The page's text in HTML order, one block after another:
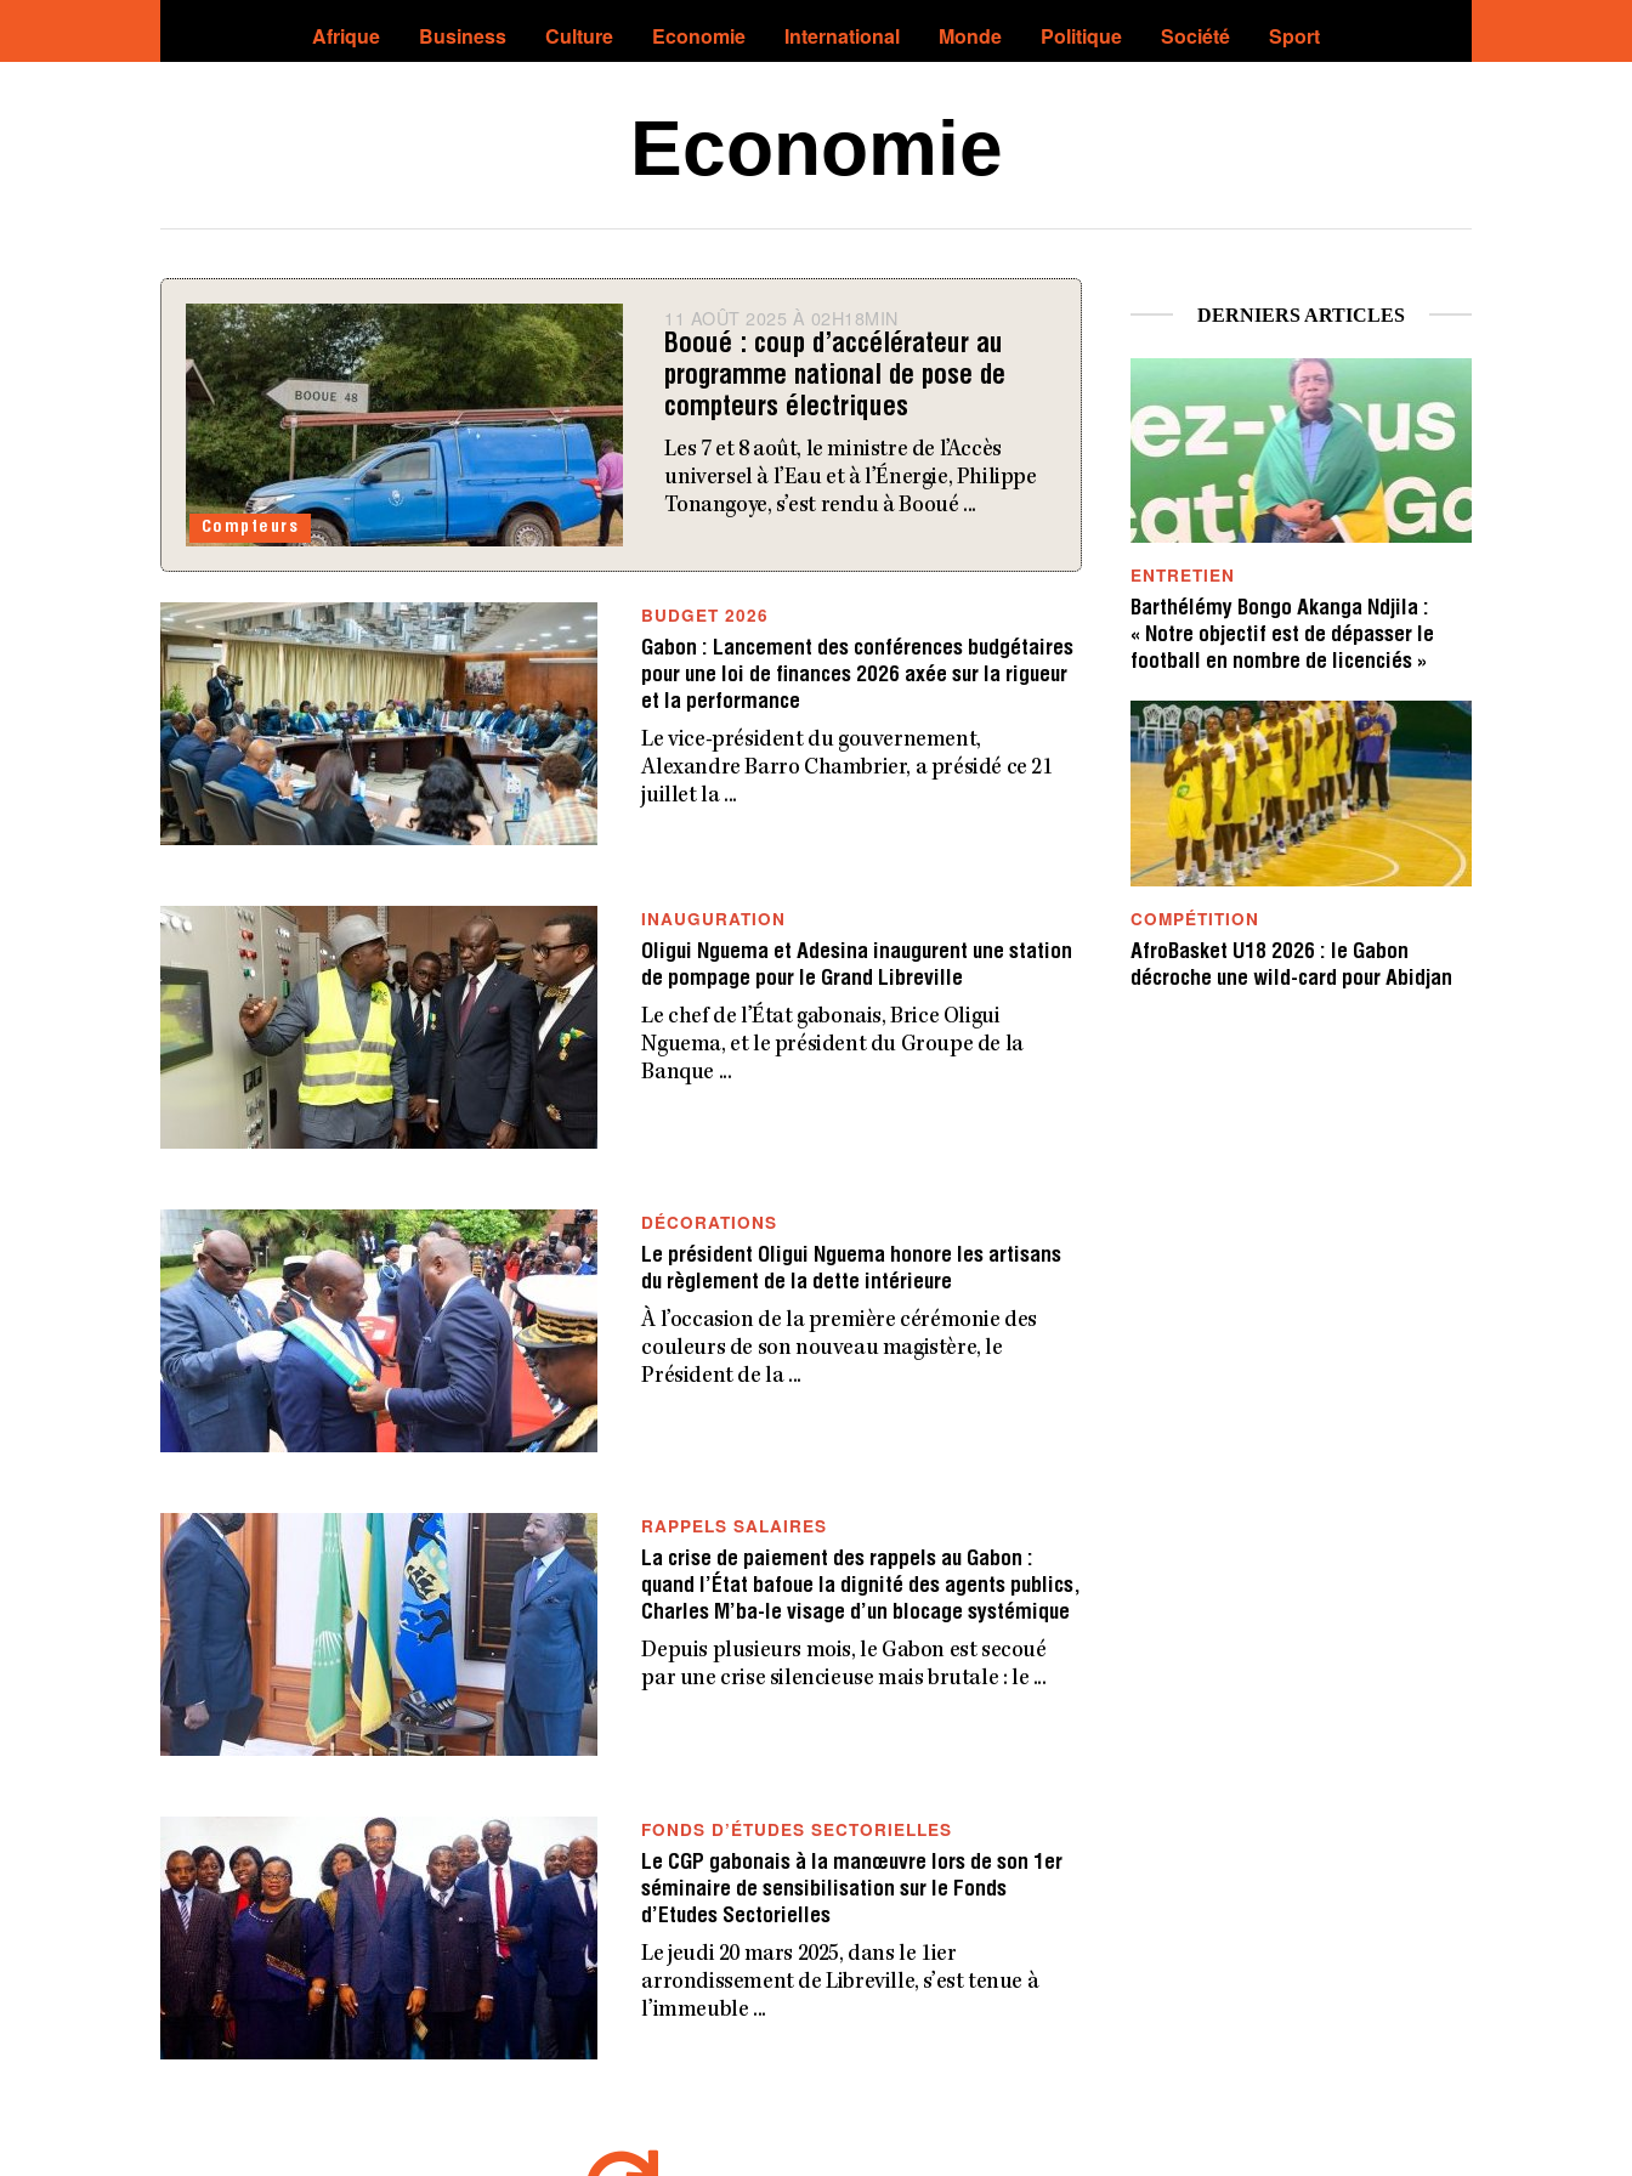
Afrique Business Culture Economie International Monde Politique Société Sport
Economie
Compteurs
11 AOÛT 2025 À 02H18MIN
1
A
O
Û
T
2
0
2
H
1
8
I
Booué : coup d’accélérateur au
programme national de pose de
compteurs électriques
Les 7 et 8 août, le ministre de l’Accès
universel à l’Eau et à l’Énergie, Philippe
Tonangoye, s’est rendu à Booué ...
BUDGET 2026
Gabon : Lancement des conférences budgétaires
pour une loi de finances 2026 axée sur la rigueur
et la performance
Le vice-président du gouvernement,
Alexandre Barro Chambrier, a présidé ce 21
juillet la ...
INAUGURATION
Oligui Nguema et Adesina inaugurent une station
de pompage pour le Grand Libreville
Le chef de l’État gabonais, Brice Oligui
Nguema, et le président du Groupe de la
Banque ...
DÉCORATIONS
Le président Oligui Nguema honore les artisans
du règlement de la dette intérieure
À l’occasion de la première cérémonie des
couleurs de son nouveau magistère, le
Président de la ...
RAPPELS SALAIRES
La crise de paiement des rappels au Gabon :
quand l’État bafoue la dignité des agents publics,
Charles M’ba-le visage d’un blocage systémique
Depuis plusieurs mois, le Gabon est secoué
par une crise silencieuse mais brutale : le ...
FONDS D’ÉTUDES SECTORIELLES
Le CGP gabonais à la manœuvre lors de son 1er
séminaire de sensibilisation sur le Fonds
d’Etudes Sectorielles
Le jeudi 20 mars 2025, dans le 1ier
arrondissement de Libreville, s’est tenue à
l’immeuble ...
DERNIERS ARTICLES
ENTRETIEN
Barthélémy Bongo Akanga Ndjila :
« Notre objectif est de dépasser le
football en nombre de licenciés »
COMPÉTITION
AfroBasket U18 2026 : le Gabon
décroche une wild-card pour Abidjan